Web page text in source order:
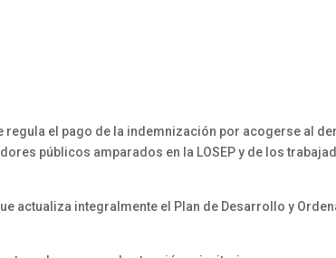
regula el pago de la indemnización por acogerse al
públicos amparados en la LOSEP y de los
actualiza integralmente el Plan de Desarrollo y